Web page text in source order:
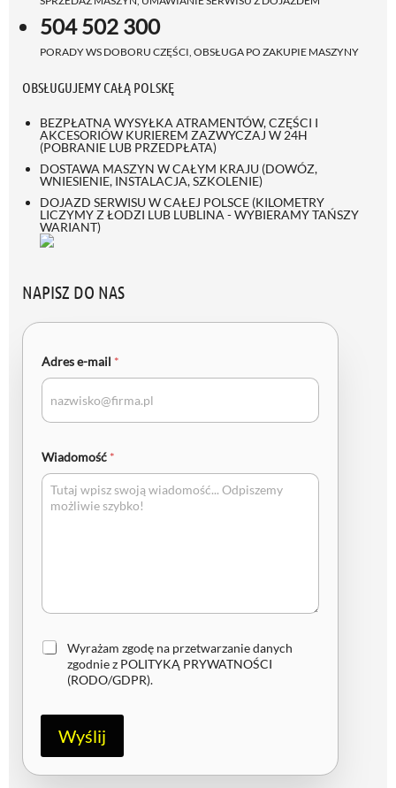
504 502 300
PORADY WS DOBORU CZĘŚCI, OBSŁUGA PO ZAKUPIE MASZYNY
OBSŁUGUJEMY CAŁĄ POLSKĘ
BEZPŁATNA WYSYŁKA ATRAMENTÓW, CZĘŚCI I
AKCESORIÓW KURIEREM ZAZWYCZAJ W 24H
(POBRANIE LUB PRZEDPŁATA)
DOSTAWA MASZYN W CAŁYM KRAJU (DOWÓZ,
WNIESIENIE, INSTALACJA, SZKOLENIE)
DOJAZD SERWISU W CAŁEJ POLSCE (KILOMETRY
LICZYMY Z ŁODZI LUB LUBLINA - WYBIERAMY TAŃSZY
WARIANT)
NAPISZ DO NAS
Adres e-mail *
Wiadomość *
Z
Wyrażam zgodę na przetwarzanie danych
zgodnie z POLITYKĄ PRYWATNOŚCI
(RODO/GDPR).
Wyślij